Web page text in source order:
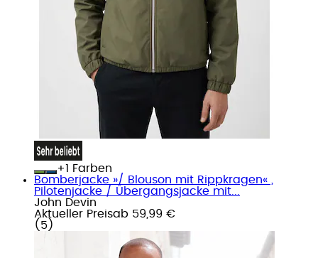
+
Farben
Bomberjacke »/ Blouson mit Rippkragen« ,
Pilotenjacke / Übergangsjacke mit...
John Devin
Aktueller Preisab 59,99 €
( 5 )